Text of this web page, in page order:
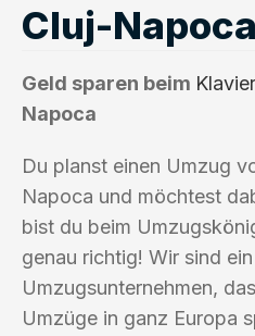
Cluj-Napoca
Geld sparen beim
Napoca
Du planst einen Umzug
Napoca und möchtest
bist du beim
genau richtig! Wir sind
Umzugsunternehmen,
Umzüge in ganz Europa